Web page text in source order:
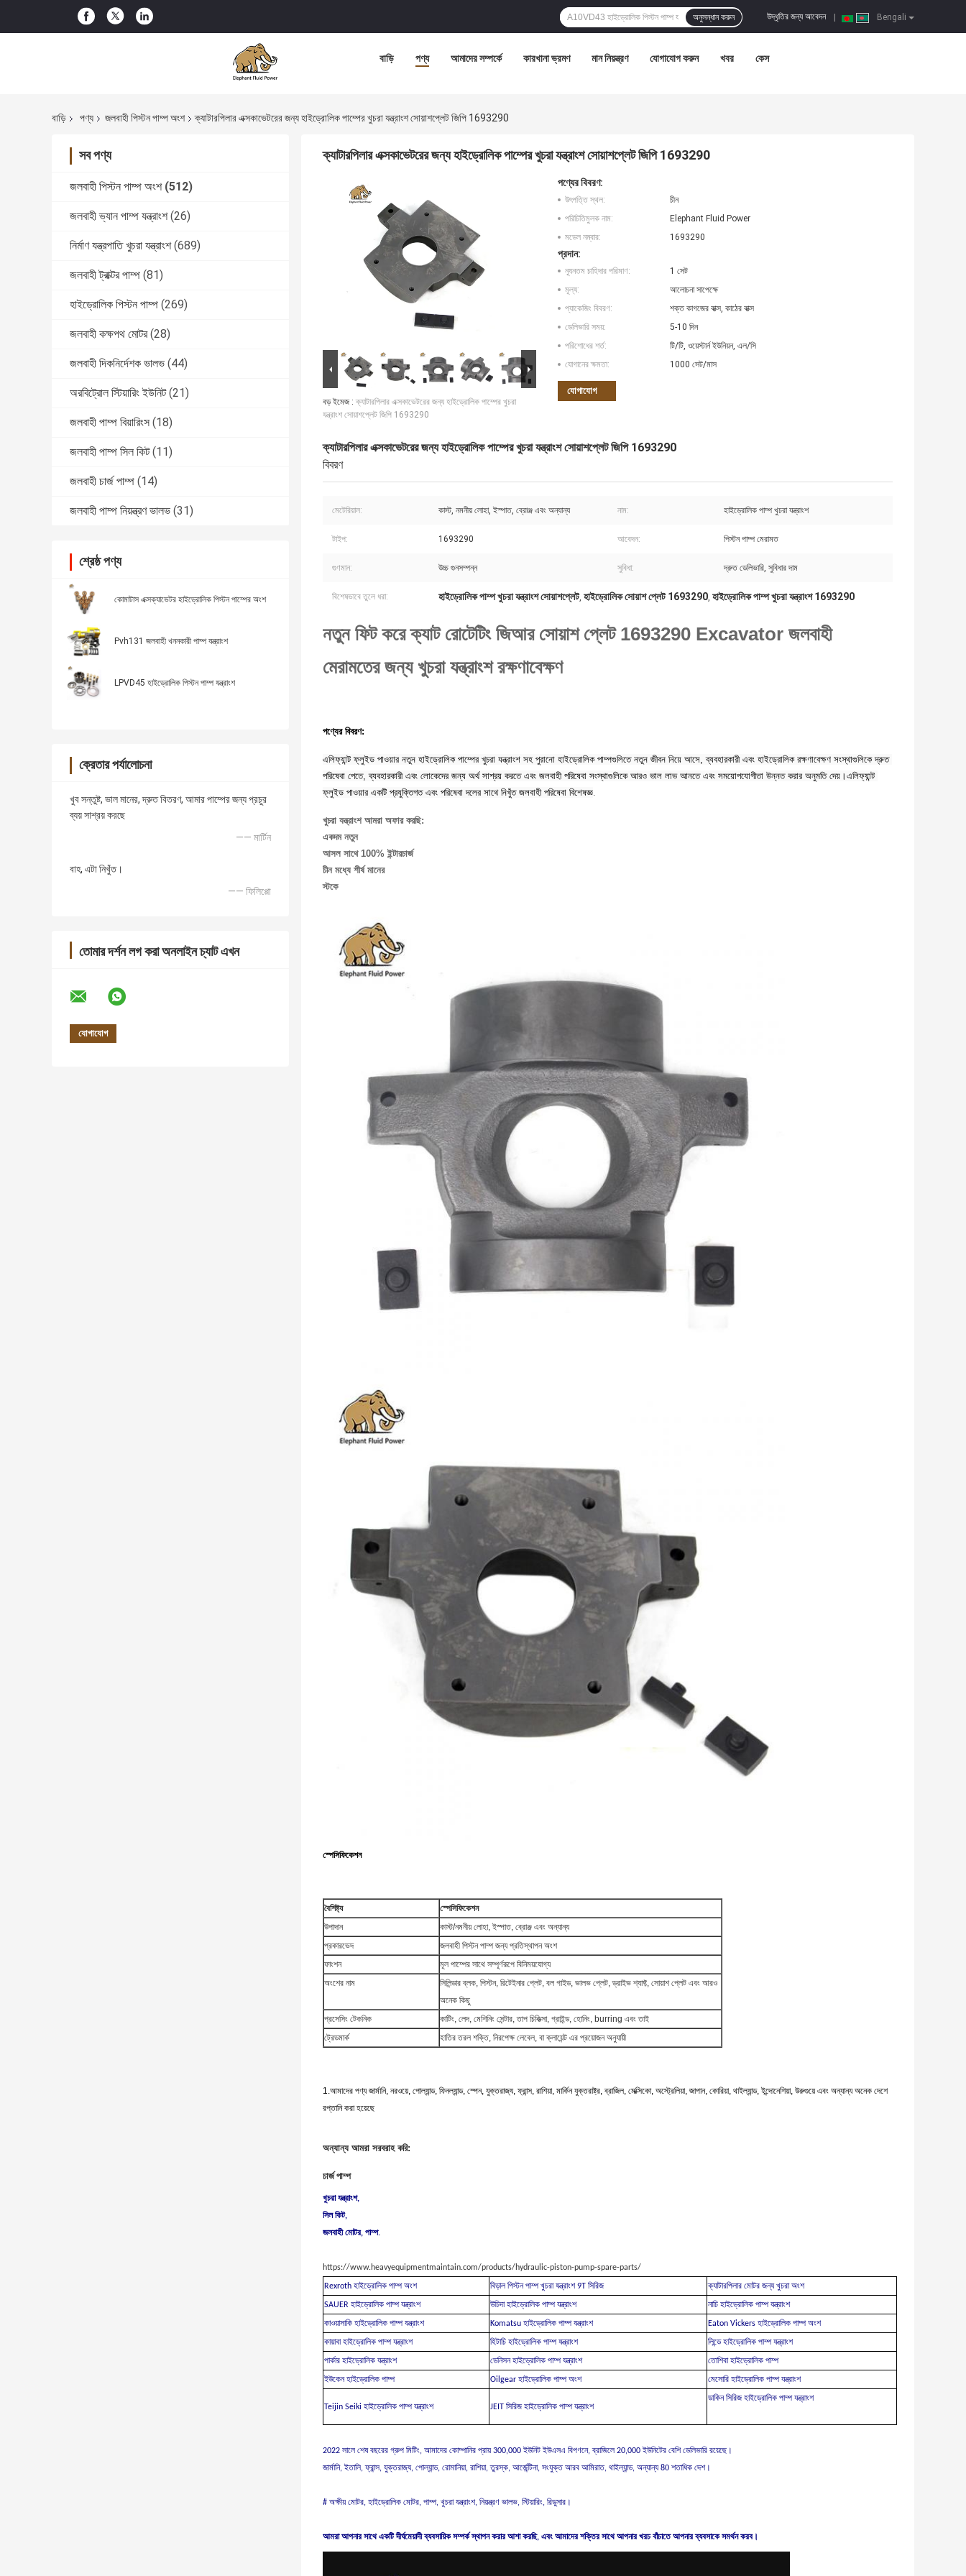
Bengali
উদ্ধৃতির জন্য আবেদন
অনুসন্ধান করুন
বাড়ি পণ্য আমাদের সম্পর্কে কারখানা ভ্রমণ মান নিয়ন্ত্রণ যোগাযোগ করুন খবর কেস
বাড়ি পণ্য জলবাহী পিস্টন পাম্প অংশ ক্যাটারপিলার এক্সকাভেটরের জন্য হাইড্রোলিক পাম্পের খুচরা যন্ত্রাংশ সোয়াশপ্লেট জিপি 1693290
সব পণ্য
জলবাহী পিস্টন পাম্প অংশ (512)
জলবাহী ভ্যান পাম্প যন্ত্রাংশ (26)
নির্মাণ যন্ত্রপাতি খুচরা যন্ত্রাংশ (689)
জলবাহী ট্রাক্টর পাম্প (81)
হাইড্রোলিক পিস্টন পাম্প (269)
জলবাহী কক্ষপথ মোটর (28)
জলবাহী দিকনির্দেশক ভালভ (44)
অরবিট্রোল স্টিয়ারিং ইউনিট (21)
জলবাহী পাম্প বিয়ারিংস (18)
জলবাহী পাম্প সিল কিট (11)
জলবাহী চার্জ পাম্প (14)
জলবাহী পাম্প নিয়ন্ত্রণ ভালভ (31)
শ্রেষ্ঠ পণ্য
কোমাটাস এক্সক্যাভেটর হাইড্রোলিক পিস্টন পাম্পের অংশ
Pvh131 জলবাহী খননকারী পাম্প যন্ত্রাংশ
LPVD45 হাইড্রোলিক পিস্টন পাম্প যন্ত্রাংশ
ক্রেতার পর্যালোচনা
খুব সন্তুষ্ট, ভাল মানের, দ্রুত বিতরণ, আমার পাম্পের জন্য প্রচুর
ব্যয় সাশ্রয় করছে
—— মার্টিন
বাহ, এটা নিখুঁত।
—— ফিলিপ্পো
তোমার দর্শন লগ করা অনলাইন চ্যাট এখন
ক্যাটারপিলার এক্সকাভেটরের জন্য হাইড্রোলিক পাম্পের খুচরা যন্ত্রাংশ সোয়াশপ্লেট জিপি 1693290
বড় ইমেজ :ক্যাটারপিলার এক্সকাভেটরের জন্য হাইড্রোলিক পাম্পের খুচরা
যন্ত্রাংশ সোয়াশপ্লেট জিপি 1693290
পণ্যের বিবরণ:
উৎপত্তি স্থল:
চীন
পরিচিতিমুলক নাম:
Elephant Fluid Power
মডেল নম্বার:
1693290
প্রদান:
ন্যূনতম চাহিদার পরিমাণ:
1 সেট
মূল্য:
আলোচনা সাপেক্ষে
প্যাকেজিং বিবরণ:
শক্ত কাগজের বাক্স, কাঠের বাক্স
ডেলিভারি সময়:
5-10 দিন
পরিশোধের শর্ত:
টি/টি, ওয়েস্টার্ন ইউনিয়ন, এল/সি
যোগানের ক্ষমতা:
1000 সেট/মাস
যোগাযোগ
ক্যাটারপিলার এক্সকাভেটরের জন্য হাইড্রোলিক পাম্পের খুচরা যন্ত্রাংশ সোয়াশপ্লেট জিপি 1693290
বিবরণ
মেটেরিয়াল: কাস্ট, নমনীয় লোহা, ইস্পাত, ব্রোঞ্জ এবং অন্যান্য নাম: হাইড্রোলিক পাম্প খুচরা যন্ত্রাংশ
টাইপ: 1693290 আবেদন: পিস্টন পাম্প মেরামত
গুণমান: উচ্চ গুনসম্পন্ন সুবিধা: দ্রুত ডেলিভারি, সুবিধার দাম
বিশেষভাবে তুলে ধরা: হাইড্রোলিক পাম্প খুচরা যন্ত্রাংশ সোয়াশপ্লেট, হাইড্রোলিক সোয়াশ প্লেট 1693290, হাইড্রোলিক পাম্প খুচরা যন্ত্রাংশ 1693290
নতুন ফিট করে ক্যাট রোটেটিং জিআর সোয়াশ প্লেট 1693290 Excavator জলবাহী
মেরামতের জন্য খুচরা যন্ত্রাংশ রক্ষণাবেক্ষণ
পণ্যের বিবরণ:
এলিফ্যান্ট ফ্লুইড পাওয়ার নতুন হাইড্রোলিক পাম্পের খুচরা যন্ত্রাংশ সহ পুরানো হাইড্রোলিক পাম্পগুলিতে নতুন জীবন নিয়ে আসে, ব্যবহারকারী এবং হাইড্রোলিক রক্ষণাবেক্ষণ সংস্থাগুলিকে দ্রুত
পরিষেবা পেতে, ব্যবহারকারী এবং লোকেদের জন্য অর্থ সাশ্রয় করতে এবং জলবাহী পরিষেবা সংস্থাগুলিকে আরও ভাল লাভ আনতে এবং সময়োপযোগীতা উন্নত করার অনুমতি দেয়।এলিফ্যান্ট
ফ্লুইড পাওয়ার একটি প্রযুক্তিগত এবং পরিষেবা দলের সাথে নিখুঁত জলবাহী পরিষেবা বিশেষজ্ঞ.
খুচরা যন্ত্রাংশ আমরা অফার করছি:
একদম নতুন
আসল সাথে 100% ইন্টারচার্জ
চীন মধ্যে শীর্ষ মানের
স্টকে
স্পেসিফিকেশন
বৈশিষ্ট্য
স্পেসিফিকেশন
উপাদান
কাস্ট/নমনীয় লোহা, ইস্পাত, ব্রোঞ্জ এবং অন্যান্য
প্রকারভেদ
জলবাহী পিস্টন পাম্প জন্য প্রতিস্থাপন অংশ
ফাংশন
মূল পাম্পের সাথে সম্পূর্ণরূপে বিনিময়যোগ্য
অংশের নাম
সিলিন্ডার ব্লক, পিস্টন, রিটেইনার প্লেট, বল গাইড, ভালভ প্লেট, ড্রাইভ শ্যাফ্ট, সোয়াশ প্লেট এবং আরও
অনেক কিছু
প্রসেসিং টেকনিক
কাটিং, লেদ, মেশিনিং সেন্টার, তাপ চিকিত্সা, গ্রাইন্ড, হোনিং, burring এবং তাই
ট্রেডমার্ক
হাতির তরল শক্তি, নিরপেক্ষ লেবেল, বা ক্লায়েন্ট এর প্রয়োজন অনুযায়ী
1.আমাদের পণ্য জার্মানি, নরওয়ে, পোল্যান্ড, ফিনল্যান্ড, স্পেন, যুক্তরাজ্য, ফ্রান্স, রাশিয়া, মার্কিন যুক্তরাষ্ট্র, ব্রাজিল, মেক্সিকো, অস্ট্রেলিয়া, জাপান, কোরিয়া, থাইল্যান্ড, ইন্দোনেশিয়া, উরুগুয়ে এবং অন্যান্য অনেক দেশে
রপ্তানি করা হয়েছে
অন্যান্য আমরা সরবরাহ করি:
চার্জ পাম্প
খুচরা যন্ত্রাংশ,
সিল কিট,
জলবাহী মোটর, পাম্প.
https://www.heavyequipmentmaintain.com/products/hydraulic-piston-pump-spare-parts/
Rexroth হাইড্রোলিক পাম্প অংশ বিড়াল পিস্টন পাম্প খুচরা যন্ত্রাংশ 9T সিরিজ ক্যাটারপিলার মোটর জন্য খুচরা অংশ
SAUER হাইড্রোলিক পাম্প যন্ত্রাংশ উচিদা হাইড্রোলিক পাম্প যন্ত্রাংশ নাচি হাইড্রোলিক পাম্প যন্ত্রাংশ
কাওয়াসাকি হাইড্রোলিক পাম্প যন্ত্রাংশ Komatsu হাইড্রোলিক পাম্প যন্ত্রাংশ Eaton Vickers হাইড্রোলিক পাম্প অংশ
কায়াবা হাইড্রোলিক পাম্প যন্ত্রাংশ হিটাচি হাইড্রোলিক পাম্প যন্ত্রাংশ লিন্ডে হাইড্রোলিক পাম্প যন্ত্রাংশ
পার্কার হাইড্রোলিক যন্ত্রাংশ ডেনিসন হাইড্রোলিক পাম্প যন্ত্রাংশ তোশিবা হাইড্রোলিক পাম্প
ইউকেন হাইড্রোলিক পাম্প Oilgear হাইড্রোলিক পাম্প অংশ মেসোরি হাইড্রোলিক পাম্প যন্ত্রাংশ
Teijin Seiki হাইড্রোলিক পাম্প যন্ত্রাংশ JEIT সিরিজ হাইড্রোলিক পাম্প যন্ত্রাংশ
ডাকিন সিরিজ হাইড্রোলিক পাম্প যন্ত্রাংশ
2022 সালে শেষ বছরের গ্রুপ মিটিং, আমাদের কোম্পানির প্রায় 300,000 ইউনিট ইউএসএ বিপণনে, ব্রাজিলে 20,000 ইউনিটের বেশি ডেলিভারি রয়েছে।
জার্মানি, ইতালি, ফ্রান্স, যুক্তরাজ্য, পোল্যান্ড, রোমানিয়া, রাশিয়া, তুরস্ক, আর্জেন্টিনা, সংযুক্ত আরব আমিরাত, থাইল্যান্ড, অন্যান্য 80 শতাধিক দেশ।
# অক্ষীয় মোটর, হাইড্রোলিক মোটর, পাম্প, খুচরা যন্ত্রাংশ, নিয়ন্ত্রণ ভালভ, স্টিয়ারিং, রিডুসার।
আমরা আপনার সাথে একটি দীর্ঘমেয়াদী ব্যবসায়িক সম্পর্ক স্থাপন করার আশা করছি, এবং আমাদের শক্তির সাথে আপনার খরচ বাঁচাতে আপনার ব্যবসাকে সমর্থন করব।